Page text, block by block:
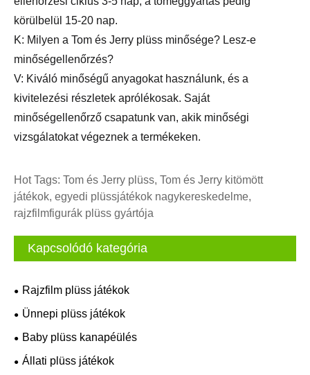
körülbelül 15-20 nap.
K: Milyen a Tom és Jerry plüss minősége? Lesz-e
minőségellenőrzés?
V: Kiváló minőségű anyagokat használunk, és a
kivitelezési részletek aprólékosak. Saját
minőségellenőrző csapatunk van, akik minőségi
vizsgálatokat végeznek a termékeken.
Hot Tags: Tom és Jerry plüss, Tom és Jerry kitömött
játékok, egyedi plüssjátékok nagykereskedelme,
rajzfilmfigurák plüss gyártója
Kapcsolódó kategória
Rajzfilm plüss játékok
Ünnepi plüss játékok
Baby plüss kanapéülés
Állati plüss játékok